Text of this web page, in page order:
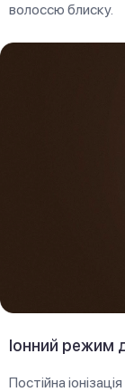
волоссю блиску.
Іонний режим
Постійна